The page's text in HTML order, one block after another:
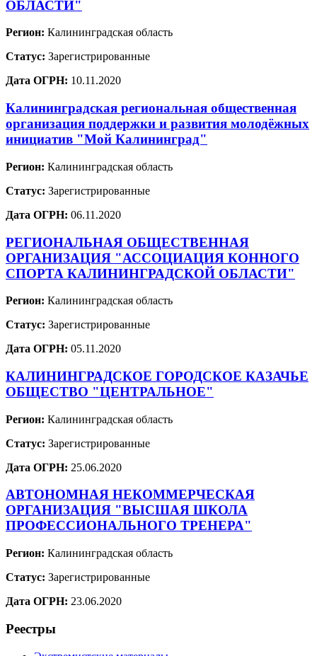
ОБЛАСТИ"
Регион: Калининградская область
Статус: Зарегистрированные
Дата ОГРН: 10.11.2020
Калининградская региональная общественная
организация поддержки и развития молодёжных
инициатив "Мой Калининград"
Регион: Калининградская область
Статус: Зарегистрированные
Дата ОГРН: 06.11.2020
РЕГИОНАЛЬНАЯ ОБЩЕСТВЕННАЯ
ОРГАНИЗАЦИЯ "АССОЦИАЦИЯ КОННОГО
СПОРТА КАЛИНИНГРАДСКОЙ ОБЛАСТИ"
Регион: Калининградская область
Статус: Зарегистрированные
Дата ОГРН: 05.11.2020
КАЛИНИНГРАДСКОЕ ГОРОДСКОЕ КАЗАЧЬЕ
ОБЩЕСТВО "ЦЕНТРАЛЬНОЕ"
Регион: Калининградская область
Статус: Зарегистрированные
Дата ОГРН: 25.06.2020
АВТОНОМНАЯ НЕКОММЕРЧЕСКАЯ
ОРГАНИЗАЦИЯ "ВЫСШАЯ ШКОЛА
ПРОФЕССИОНАЛЬНОГО ТРЕНЕРА"
Регион: Калининградская область
Статус: Зарегистрированные
Дата ОГРН: 23.06.2020
Реестры